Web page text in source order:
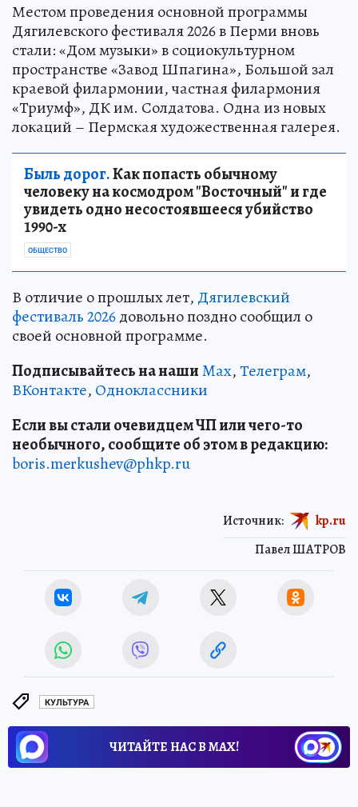
Местом проведения основной программы
Дягилевского фестиваля 2026 в Перми вновь
стали: «Дом музыки» в социокультурном
пространстве «Завод Шпагина», Большой зал
краевой филармонии, частная филармония
«Триумф», ДК им. Солдатова. Одна из новых
локаций – Пермская художественная галерея.
Быль дорог.Как попасть обычному
человеку на космодром "Восточный" и где
увидеть одно несостоявшееся убийство
1990-х
ОБЩЕСТВО
В отличие о прошлых лет, Дягилевский
фестиваль 2026довольно поздно сообщил о
своей основной программе.
Подписывайтесь на нашиMax,Телеграм,
ВКонтакте, Одноклассники
Если вы стали очевидцем ЧП или чего-то
необычного, сообщите об этом в редакцию:
boris.merkushev@phkp.ru
Павел ШАТРОВ
Источник: kp.ru
КУЛЬТУРА
ЧИТАЙТЕ НАС В МАХ!